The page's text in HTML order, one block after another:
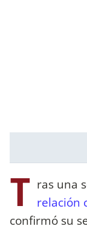
T ras una
relación
confirmó su